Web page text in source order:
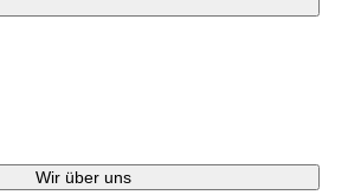
Wir über uns